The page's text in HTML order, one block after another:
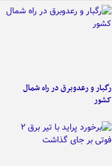
رگبار و رعدوبرق در راه شمال
کشور